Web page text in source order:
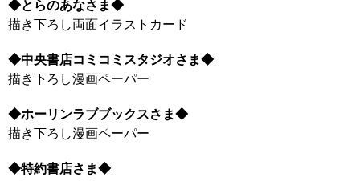
◆とらのあなさま◆
描き下ろし両面イラストカード
◆中央書店コミコミスタジオさま◆
描き下ろし漫画ペーパー
◆ホーリンラブブックスさま◆
描き下ろし漫画ペーパー
◆特約書店さま◆